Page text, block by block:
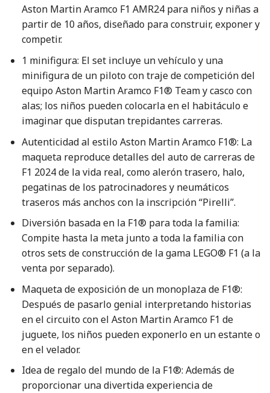
Aston Martin Aramco F1 AMR24 para niños y niñas a
partir de 10 años, diseñado para construir, exponer y
competir.
1 minifigura: El set incluye un vehículo y una
minifigura de un piloto con traje de competición del
equipo Aston Martin Aramco F1® Team y casco con
alas; los niños pueden colocarla en el habitáculo e
imaginar que disputan trepidantes carreras.
Autenticidad al estilo Aston Martin Aramco F1®: La
maqueta reproduce detalles del auto de carreras de
F1 2024 de la vida real, como alerón trasero, halo,
pegatinas de los patrocinadores y neumáticos
traseros más anchos con la inscripción “Pirelli”.
Diversión basada en la F1® para toda la familia:
Compite hasta la meta junto a toda la familia con
otros sets de construcción de la gama LEGO® F1 (a la
venta por separado).
Maqueta de exposición de un monoplaza de F1®:
Después de pasarlo genial interpretando historias
en el circuito con el Aston Martin Aramco F1 de
juguete, los niños pueden exponerlo en un estante o
en el velador.
Idea de regalo del mundo de la F1®: Además de
proporcionar una divertida experiencia de